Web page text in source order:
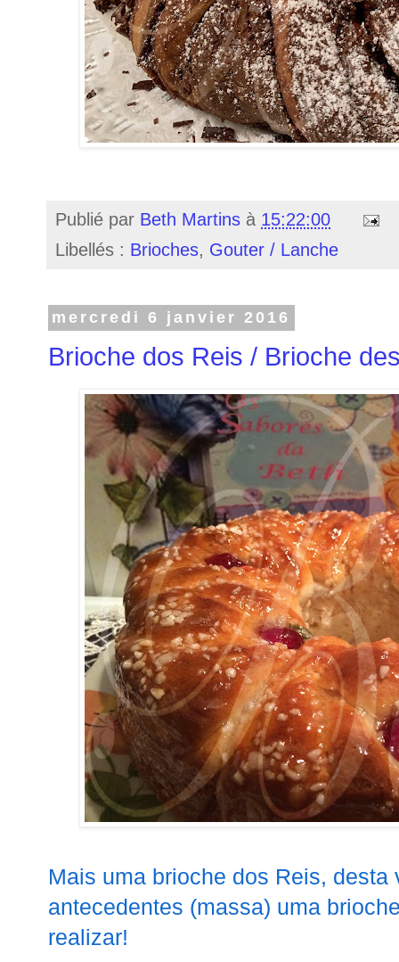
Publié par Beth Martins à 15:22:00
Libellés : Brioches, Gouter / Lanche
mercredi 6 janvier 2016
Brioche dos Reis / Brioche
Mais uma brioche dos Reis, desta
antecedentes (massa) uma
realizar!